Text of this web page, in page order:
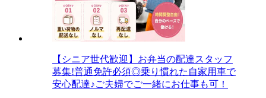
【シニア世代歓迎】お弁当の配達スタッフ
募集!普通免許必須◎乗り慣れた自家用車で
安心配達♪ご夫婦でご一緒にお仕事も可！